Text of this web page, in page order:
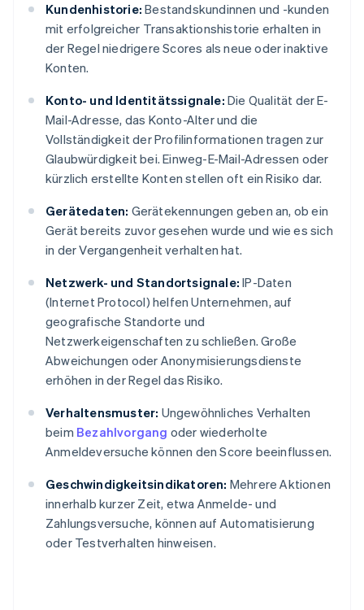
Kundenhistorie: Bestandskundinnen und -kunden
mit erfolgreicher Transaktionshistorie erhalten in
der Regel niedrigere Scores als neue oder inaktive
Konten.
Konto- und Identitätssignale: Die Qualität der E-
Mail-Adresse, das Konto-Alter und die
Vollständigkeit der Profilinformationen tragen zur
Glaubwürdigkeit bei. Einweg-E-Mail-Adressen oder
kürzlich erstellte Konten stellen oft ein Risiko dar.
Gerätedaten: Gerätekennungen geben an, ob ein
Gerät bereits zuvor gesehen wurde und wie es sich
in der Vergangenheit verhalten hat.
Netzwerk- und Standortsignale: IP-Daten
(Internet Protocol) helfen Unternehmen, auf
geografische Standorte und
Netzwerkeigenschaften zu schließen. Große
Abweichungen oder Anonymisierungsdienste
erhöhen in der Regel das Risiko.
Verhaltensmuster: Ungewöhnliches Verhalten
beim Bezahlvorgang oder wiederholte
Anmeldeversuche können den Score beeinflussen.
Geschwindigkeitsindikatoren: Mehrere Aktionen
innerhalb kurzer Zeit, etwa Anmelde- und
Zahlungsversuche, können auf Automatisierung
oder Testverhalten hinweisen.